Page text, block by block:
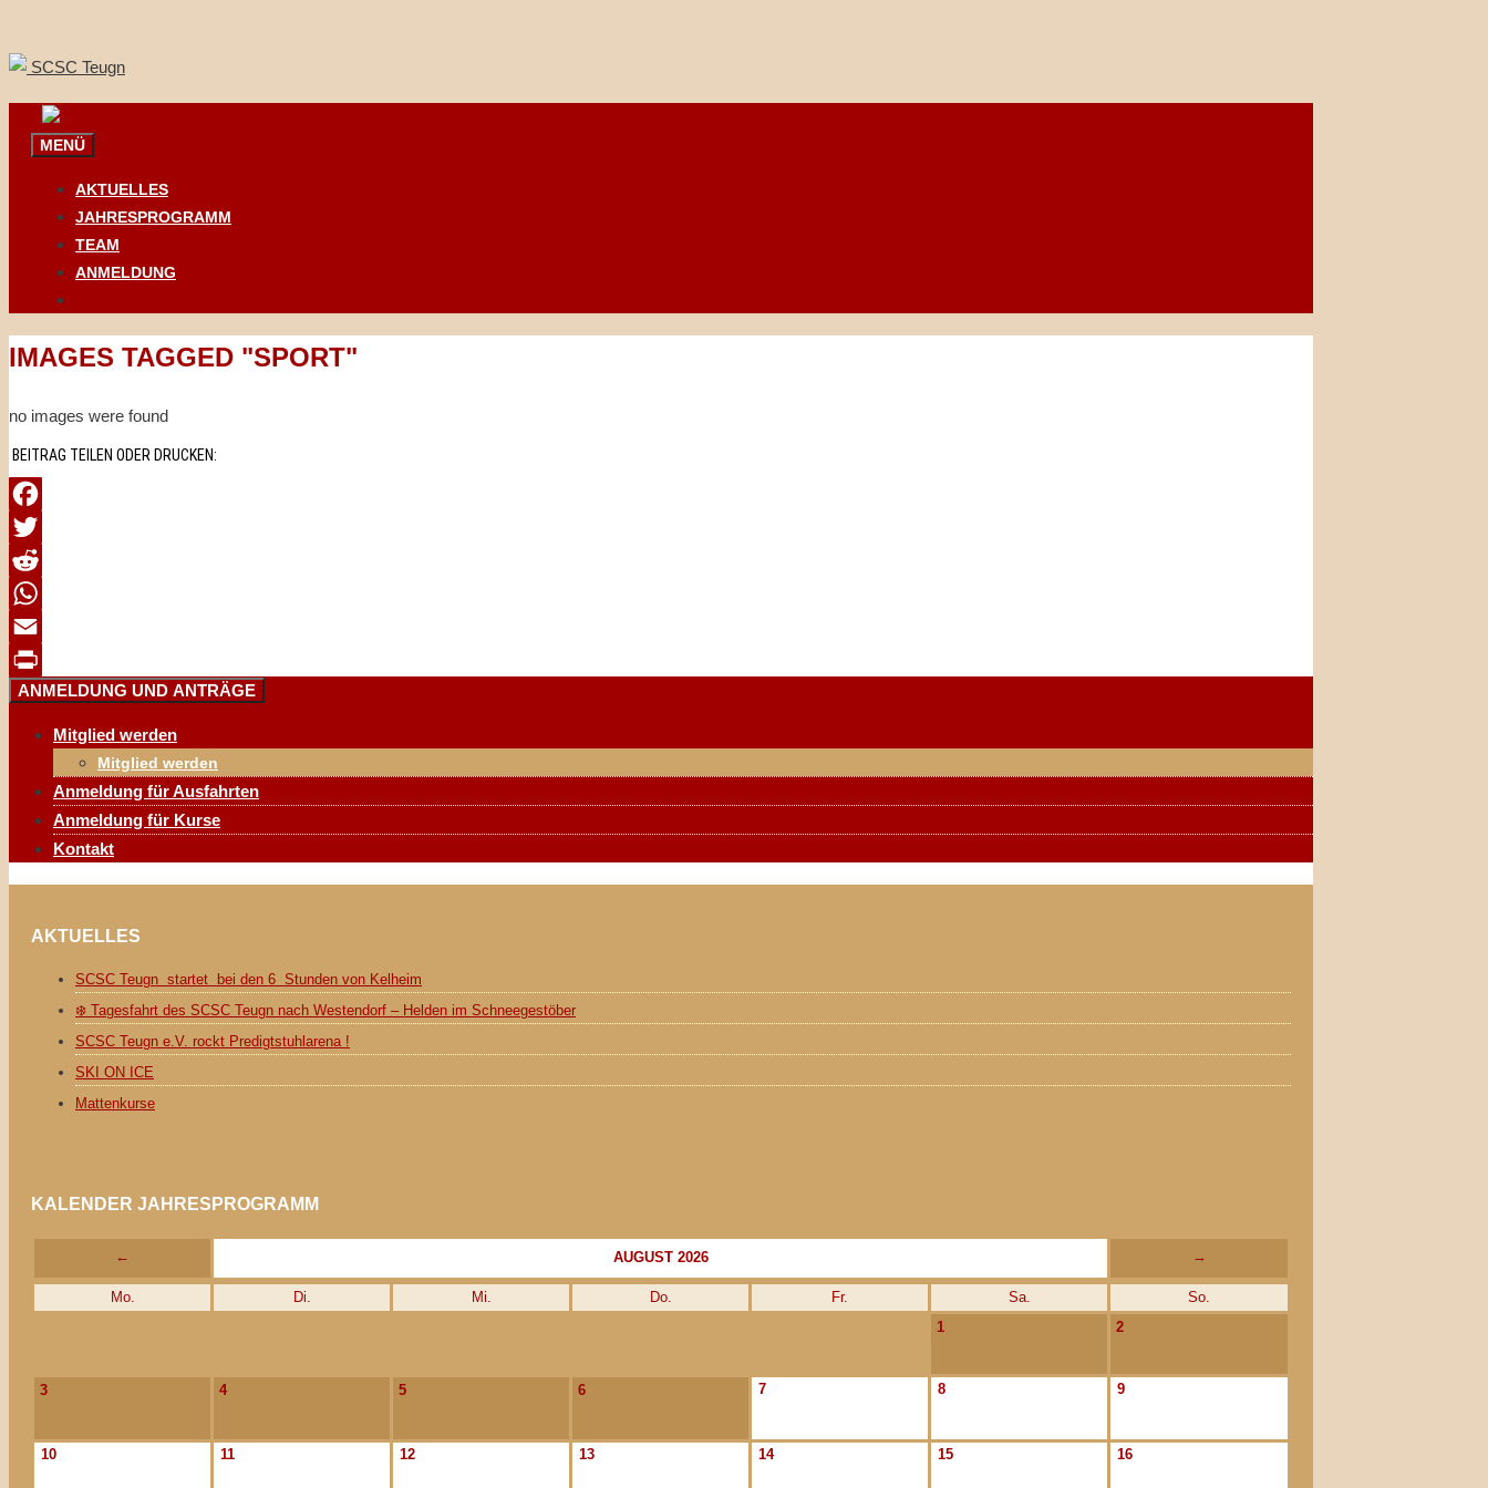
zum
Inhalt
MENÜ
AKTUELLES
JAHRESPROGRAMM
TEAM
ANMELDUNG
IMAGES TAGGED "SPORT"
no images were found
BEITRAG TEILEN ODER DRUCKEN:
Facebook
Twitter
Reddit
WhatsApp
Email
Print
ANMELDUNG UND ANTRÄGE
Mitglied werden
Mitglied werden
Anmeldung für Ausfahrten
Anmeldung für Kurse
Kontakt
AKTUELLES
SCSC Teugn startet bei den 6 Stunden von Kelheim
❄️ Tagesfahrt des SCSC Teugn nach Westendorf – Helden im Schneegestöber
SCSC Teugn e.V. rockt Predigtstuhlarena !
SKI ON ICE
Mattenkurse
KALENDER JAHRESPROGRAMM
← AUGUST 2026 →
Mo. Di. Mi. Do. Fr. Sa.
So.
1
2
3 4 5 6 7 8 9
10 11 12 13 14 15 16